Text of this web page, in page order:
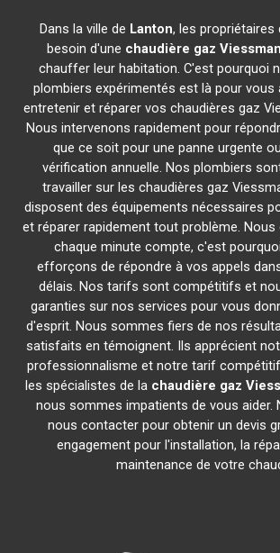
Dans la ville de Lanton, les
besoin d'une chaudière gaz
chauffer leur habitation. C'est pourquoi
plombiers expérimentés est là pour vous
entretenir et réparer vos chaudières gaz
Nous intervenons rapidement pour
que ce soit pour une panne urgente
vérification annuelle. Nos plombiers
travailler sur les chaudières gaz
disposent des équipements nécessaires
et réparer rapidement tout problème.
chaque minute compte, c'est
efforçons de répondre à vos appels
délais. Nos tarifs sont compétitifs et
garanties sur nos services pour vous
d'esprit. Nous sommes fiers de nos
satisfaits en témoignent. Ils apprécient
professionnalisme et notre tarif
les spécialistes de la chaudière gaz
nous sommes impatients de vous aider.
nous contacter pour obtenir un devis
engagement pour l'installation, la
maintenance de votre